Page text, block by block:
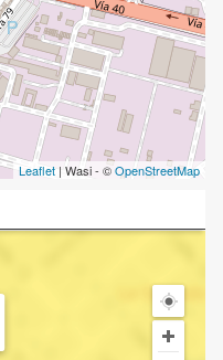
Leaflet | Wasi - ©OpenStreetMap